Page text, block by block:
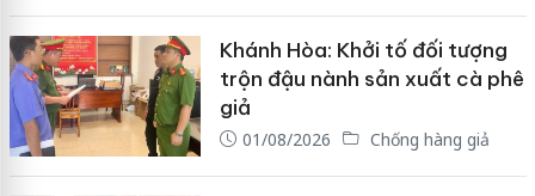
Khánh Hòa: Khởi tố đối tượng
trộn đậu nành sản xuất cà phê
giả
01/08/2026 Chống hàng giả